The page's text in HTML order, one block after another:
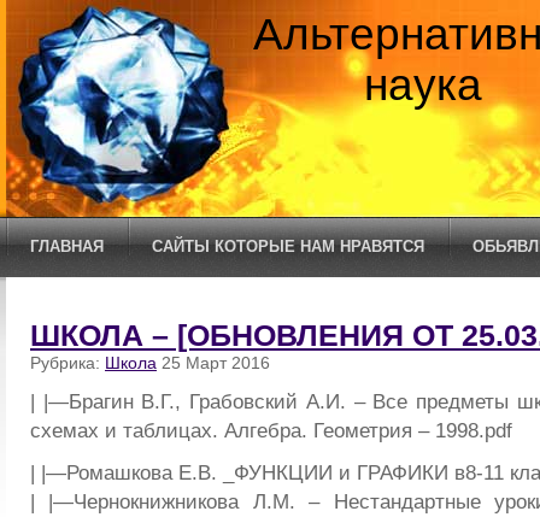
наука
ГЛАВНАЯ САЙТЫ КОТОРЫЕ НАМ НРАВЯТСЯ
ШКОЛА – [ОБНОВЛЕНИЯ ОТ
Рубрика: Школа 25 Март 2016
| |—Брагин В.Г., Грабовский А.И. – Все предметы
схемах и таблицах. Алгебра. Геометрия – 1998.pdf
| |—Ромашкова Е.В. _ФУНКЦИИ и ГРАФИКИ в8-11
| |—Чернокнижникова Л.М. – Нестандартные